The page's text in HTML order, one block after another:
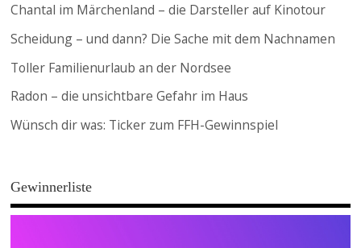
Chantal im Märchenland – die Darsteller auf Kinotour
Scheidung – und dann? Die Sache mit dem Nachnamen
Toller Familienurlaub an der Nordsee
Radon – die unsichtbare Gefahr im Haus
Wünsch dir was: Ticker zum FFH-Gewinnspiel
Gewinnerliste